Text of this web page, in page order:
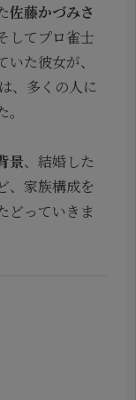
佐藤かづみさ
してプロ雀士
た彼女が、
、多くの人に
景、結婚した
、家族構成を
どっていきま